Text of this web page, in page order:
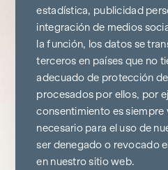
estadística, publicidad
integración de medios
la función, los datos se
terceros en países que no
adecuado de protección
procesados por ellos, por
consentimiento es siempre
necesario para el uso de
ser denegado o revocado
en nuestro sitio web.